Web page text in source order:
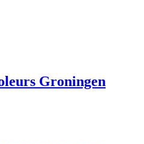
Groningen